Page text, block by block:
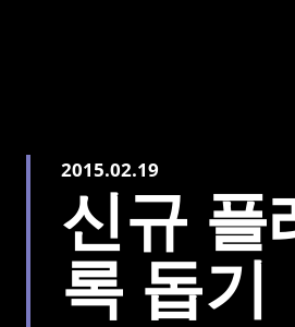
2015.02.19
신규 플
록 돕기